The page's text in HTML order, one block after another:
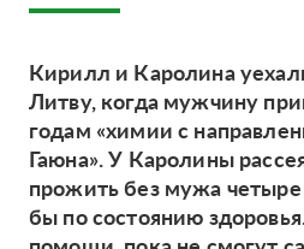
Кирилл и Каролина
Литву, когда мужчину
годам «химии с
Гаюна». У Каролины
прожить без мужа четыре
бы по состоянию